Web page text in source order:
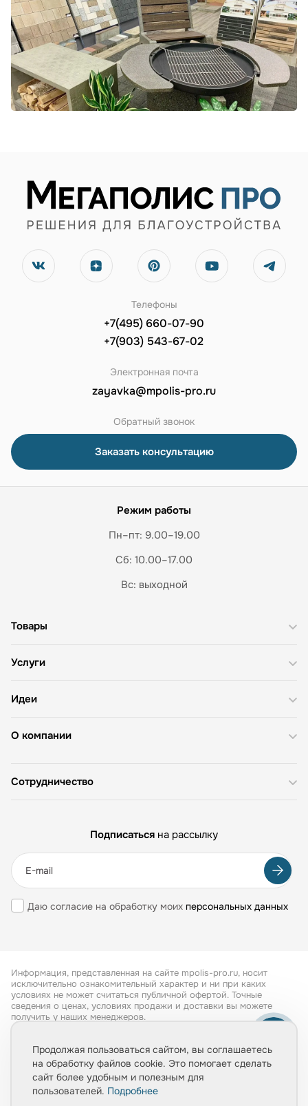
Телефоны
+7(495) 660-07-90
+7(903) 543-67-02
Электронная почта
zayavka@mpolis-pro.ru
Обратный звонок
Заказать консультацию
Режим работы
Пн–пт: 9.00–19.00
Сб: 10.00–17.00
Вс: выходной
О компании
Товары
Услуги
Идеи
Сотрудничество
Подписаться на рассылку
Даю согласие на обработку моих персональных данных
Информация, представленная на сайте mpolis-pro.ru, носит
исключительно ознакомительный характер и ни при каких
условиях не может считаться публичной офертой. Точные
сведения о ценах, условиях продажи и доставки вы можете
получить у наших менеджеров.
Обработка персональных данных
Политика конфиденциальности
Продолжая пользоваться сайтом, вы соглашаетесь
на обработку файлов cookie. Это помогает сделать
сайт более удобным и полезным для
пользователей. Подробнее